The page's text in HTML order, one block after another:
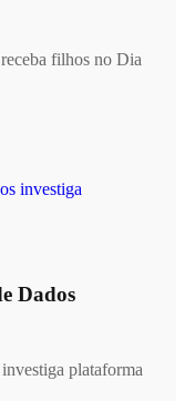
filhos no Dia
Dados
plataforma